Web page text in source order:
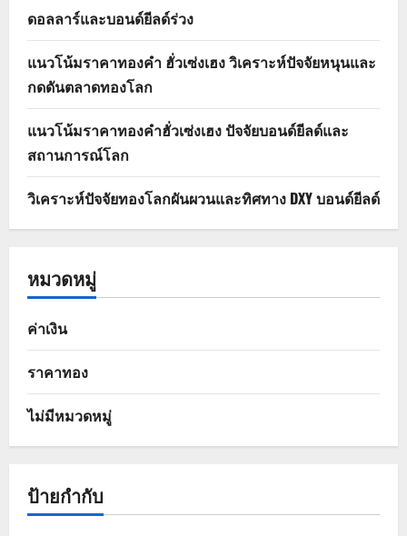
ดอลลาร์และบอนด์ยีลด์ร่วง
แนวโน้มราคาทองคำ ฮั่วเซ่งเฮง วิเคราะห์ปัจจัยหนุนและ
กดดันตลาดทองโลก
แนวโน้มราคาทองคำฮั่วเซ่งเฮง ปัจจัยบอนด์ยีลด์และ
สถานการณ์โลก
วิเคราะห์ปัจจัยทองโลกผันผวนและทิศทาง DXY บอนด์ยีลด์
หมวดหมู่
ค่าเงิน
ราคาทอง
ไม่มีหมวดหมู่
ป้ายกำกับ